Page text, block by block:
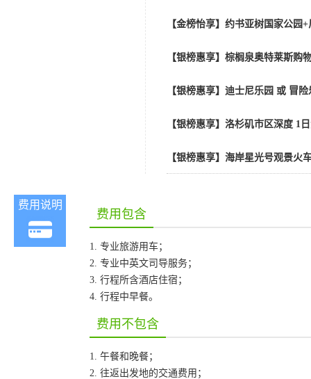
【金榜怡享】约书亚树国家公园
【银榜惠享】棕榈泉奥特莱斯购
【银榜惠享】迪士尼乐园 或 冒
【银榜惠享】洛杉矶市区深度 1
【银榜惠享】海岸星光号观景火
费用说明
费用包含
1. 专业旅游用车；
2. 专业中英文司导服务；
3. 行程所含酒店住宿；
4. 行程中早餐。
费用不包含
1. 午餐和晚餐；
2. 往返出发地的交通费用；